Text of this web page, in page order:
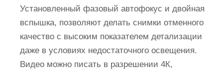
Установленный фазовый автофокус и двойная
вспышка, позволяют делать снимки отменного
качество с высоким показателем детализации
даже в условиях недостаточного освещения.
Видео можно писать в разрешении 4К,